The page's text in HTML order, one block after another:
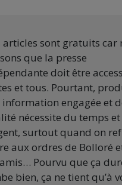
articles sont gratuits car
que la presse
doit être
et tous. Pourtant,
information engagée et
nécessite du temps et
surtout quand on
aux ordres de Bolloré
Pourvu que ça
bien, ça ne tient qu’à